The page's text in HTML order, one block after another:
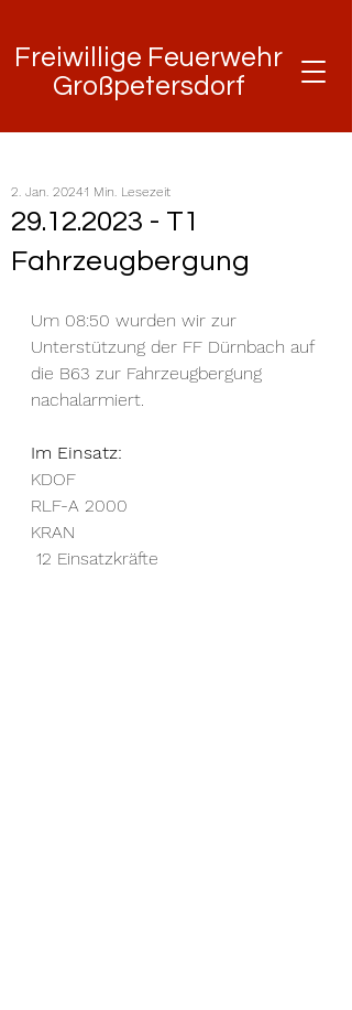
Freiwillige Feuerwehr
Großpetersdorf
Freiwillige Feuerwehr
Großpetersdorf
29.12.2023 - T1
Fahrzeugbergung
2. Jan. 20241 Min. Lesezeit
Um 08:50 wurden wir zur
Unterstützung der FF Dürnbach auf
die B63 zur Fahrzeugbergung
nachalarmiert.
Im Einsatz:
KDOF
RLF-A 2000
KRAN
12 Einsatzkräfte